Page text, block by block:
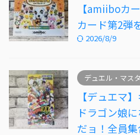
【amiiboカ
カード第2弾
2026/8/9
デュエル・マス
【デュエマ
ドラゴン娘
だョ！全員